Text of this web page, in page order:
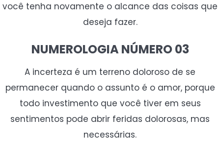
você tenha novamente o alcance das coisas que
deseja fazer.
NUMEROLOGIA NÚMERO 03
A incerteza é um terreno doloroso de se
permanecer quando o assunto é o amor, porque
todo investimento que você tiver em seus
sentimentos pode abrir feridas dolorosas, mas
necessárias.